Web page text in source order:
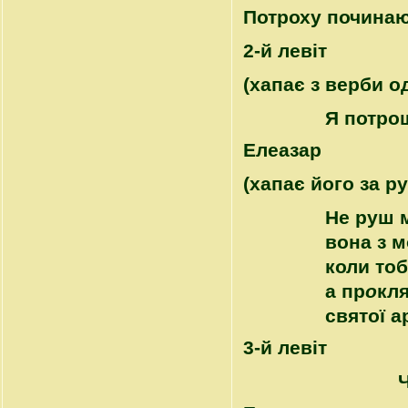
Потроху
2-й левіт
(хапає з верби
Я
Елеазар
(хапає його за
Не руш
вона з
коли
а про
святої
3-й левіт